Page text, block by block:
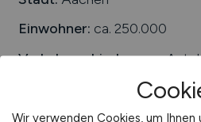
Einwohner: ca. 250.000
Verkehrsanbindungen:
B 1a, B 57, B 258 und B 264,
Airport, Flugplatz Aachen-
Wir verwenden Cookies, um Ihnen